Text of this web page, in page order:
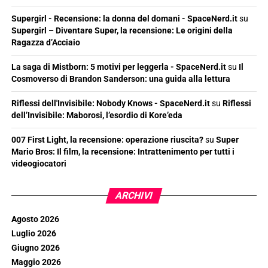
Supergirl - Recensione: la donna del domani - SpaceNerd.itsu
Supergirl – Diventare Super, la recensione: Le origini della
Ragazza d’Acciaio
La saga di Mistborn: 5 motivi per leggerla - SpaceNerd.itsu Il
Cosmoverso di Brandon Sanderson: una guida alla lettura
Riflessi dell'Invisibile: Nobody Knows - SpaceNerd.itsu Riflessi
dell’Invisibile: Maborosi, l’esordio di Kore’eda
007 First Light, la recensione: operazione riuscita?su Super
Mario Bros: Il film, la recensione: Intrattenimento per tutti i
videogiocatori
ARCHIVI
Agosto 2026
Luglio 2026
Giugno 2026
Maggio 2026